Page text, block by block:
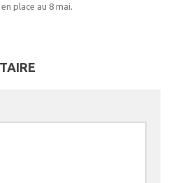
place au 8 mai.